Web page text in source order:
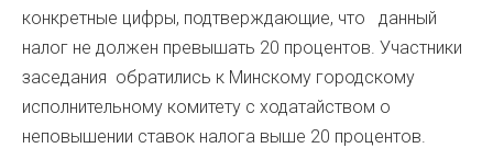
конкретные цифры, подтверждающие, что данный
налог не должен превышать 20 процентов. Участники
заседания обратились к Минскому городскому
исполнительному комитету с ходатайством о
неповышении ставок налога выше 20 процентов.